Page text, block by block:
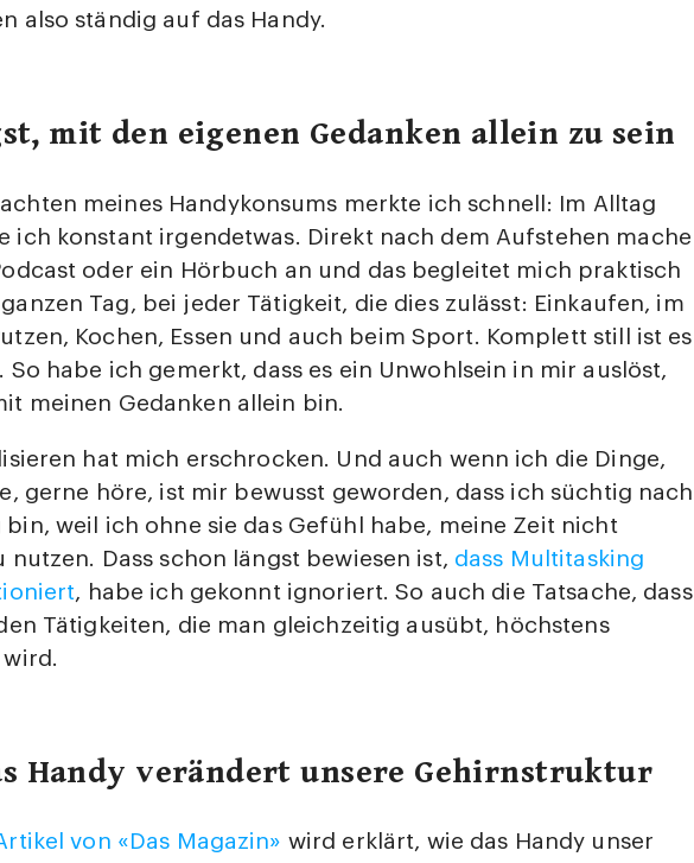
also ständig auf das Handy.
mit den eigenen Gedanken allein zu sein
meines Handykonsums merkte ich schnell: Im Alltag
ich konstant irgendetwas. Direkt nach dem Aufstehen mache
oder ein Hörbuch an und das begleitet mich praktisch
Tag, bei jeder Tätigkeit, die dies zulässt: Einkaufen, im
Kochen, Essen und auch beim Sport. Komplett still ist es
So habe ich gemerkt, dass es ein Unwohlsein in mir auslöst,
meinen Gedanken allein bin.
hat mich erschrocken. Und auch wenn ich die Dinge,
gerne höre, ist mir bewusst geworden, dass ich süchtig nach
bin, weil ich ohne sie das Gefühl habe, meine Zeit nicht
nutzen. Dass schon längst bewiesen ist, dass Multitasking
, habe ich gekonnt ignoriert. So auch die Tatsache, dass
Tätigkeiten, die man gleichzeitig ausübt, höchstens
Handy verändert unsere Gehirnstruktur
von «Das Magazin» wird erklärt, wie das Handy unser